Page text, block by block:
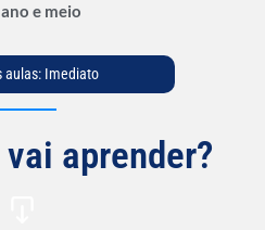
e meio
aulas: Imediato
aprender?